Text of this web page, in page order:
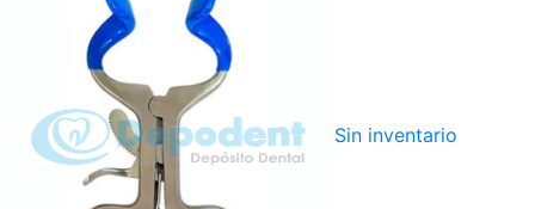
Sin inventario